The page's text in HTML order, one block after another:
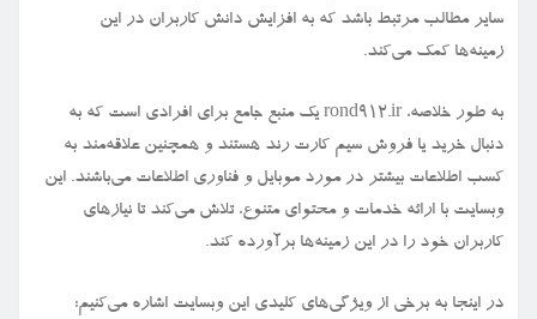
سایر مطالب مرتبط باشد که به افزایش دانش کاربران در این
زمینه‌ها کمک می‌کند.
به طور خلاصه، rond912.ir یک منبع جامع برای افرادی است که به
دنبال خرید یا فروش سیم کارت رند هستند و همچنین علاقه‌مند به
کسب اطلاعات بیشتر در مورد موبایل و فناوری اطلاعات می‌باشند. این
وبسایت با ارائه خدمات و محتوای متنوع، تلاش می‌کند تا نیازهای
کاربران خود را در این زمینه‌ها برآورده کند.
در اینجا به برخی از ویژگی‌های کلیدی این وبسایت اشاره می‌کنیم: